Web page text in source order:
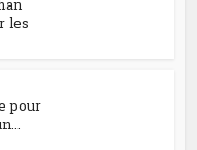
les
pour